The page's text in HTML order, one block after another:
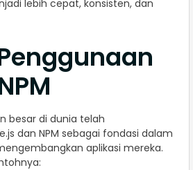
lebih cepat, konsisten, dan
besar di dunia telah
dan NPM sebagai fondasi dalam
aplikasi mereka.